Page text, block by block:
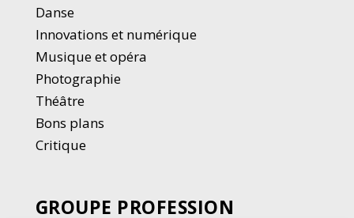
Danse
Innovations et numérique
Musique et opéra
Photographie
Théâtre
Bons plans
Critique
GROUPE PROFESSION